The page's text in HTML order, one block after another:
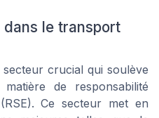
dans le transport
crucial qui soulève
de responsabilité
Ce secteur met en